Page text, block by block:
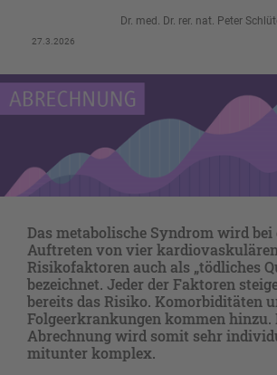
Dr. med. Dr. rer. nat. Peter
27.3.2026
Das metabolische Syndrom wird bei
Auftreten von vier kardiovaskulären
Risikofaktoren auch als „tödliches
bezeichnet. Jeder der Faktoren
bereits das Risiko. Komorbiditäten
Folgeerkrankungen kommen hinzu.
Abrechnung wird somit sehr
mitunter komplex.